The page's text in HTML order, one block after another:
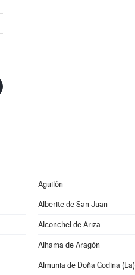
Aguilón
Alberite de San Juan
Alconchel de Ariza
Alhama de Aragón
Almunia de Doña Godina (La)